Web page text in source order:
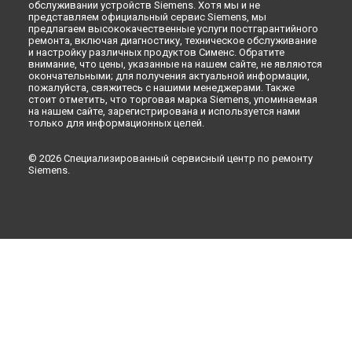
Ремонт стиральной машины WM 54461 BY Siemens в
Ремонт стиральной машины WM 54461 BY Siemens в
Астрахани
Ремонт стиральной машины WM 54461 BY Siemens в
Набережных Челнах
Ремонт стиральной машины WM 54461 BY Siemens в
Липецке
обслуживании устройств Siemens. Хотя мы и не
представляем официальный сервис Siemens, мы
предлагаем высококачественные услуги постгарантийного
ремонта, включая диагностику, техническое обслуживание
и настройку различных продуктов Сименс. Обратите
внимание, что цены, указанные на нашем сайте, не являются
окончательными; для получения актуальной информации,
пожалуйста, свяжитесь с нашими менеджерами. Также
стоит отметить, что торговая марка Siemens, упоминаемая
на нашем сайте, зарегистрирована и используется нами
только для информационных целей.
© 2026 Специализированный сервисный центр по ремонту
Siemens.